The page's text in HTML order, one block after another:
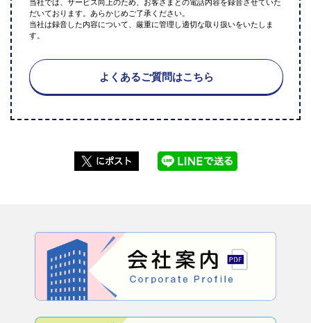
当社では、サービス向上のため、お客さまとの電話内容を録音させていた
だいております。あらかじめご了承ください。
当社は録音した内容について、厳重に管理し適切な取り扱いをいたしま
す。
よくあるご質問はこちら